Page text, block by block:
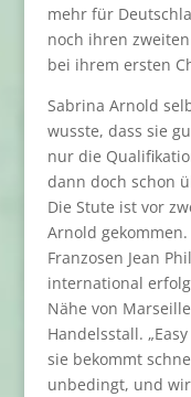
mehr für
noch ihren
bei ihrem ersten
Sabrina Arnold
wusste, dass sie
nur die
dann doch schon
Die Stute ist vor
Arnold
Franzosen Jean
international
Nähe von
Handelsstall.
sie bekommt
unbedingt, und